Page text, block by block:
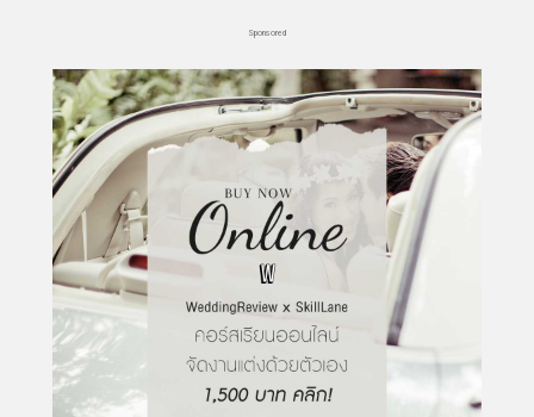
Sponsored